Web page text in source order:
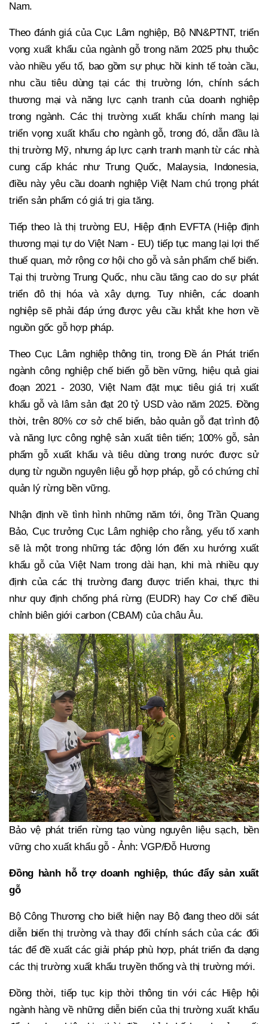
Nam.
Theo đánh giá của Cục Lâm nghiệp, Bộ NN&PTNT, triển
vọng xuất khẩu của ngành gỗ trong năm 2025 phụ thuộc
vào nhiều yếu tố, bao gồm sự phục hồi kinh tế toàn cầu,
nhu cầu tiêu dùng tại các thị trường lớn, chính sách
thương mại và năng lực cạnh tranh của doanh nghiệp
trong ngành. Các thị trường xuất khẩu chính mang lại
triển vọng xuất khẩu cho ngành gỗ, trong đó, dẫn đầu là
thị trường Mỹ, nhưng áp lực cạnh tranh mạnh từ các nhà
cung cấp khác như Trung Quốc, Malaysia, Indonesia,
điều này yêu cầu doanh nghiệp Việt Nam chú trọng phát
triển sản phẩm có giá trị gia tăng.
Tiếp theo là thị trường EU, Hiệp định EVFTA (Hiệp định
thương mại tự do Việt Nam - EU) tiếp tục mang lại lợi thế
thuế quan, mở rộng cơ hội cho gỗ và sản phẩm chế biến.
Tại thị trường Trung Quốc, nhu cầu tăng cao do sự phát
triển đô thị hóa và xây dựng. Tuy nhiên, các doanh
nghiệp sẽ phải đáp ứng được yêu cầu khắt khe hơn về
nguồn gốc gỗ hợp pháp.
Theo Cục Lâm nghiệp thông tin, trong Đề án Phát triển
ngành công nghiệp chế biến gỗ bền vững, hiệu quả giai
đoạn 2021 - 2030, Việt Nam đặt mục tiêu giá trị xuất
khẩu gỗ và lâm sản đạt 20 tỷ USD vào năm 2025. Đồng
thời, trên 80% cơ sở chế biến, bảo quản gỗ đạt trình độ
và năng lực công nghệ sản xuất tiên tiến; 100% gỗ, sản
phẩm gỗ xuất khẩu và tiêu dùng trong nước được sử
dụng từ nguồn nguyên liệu gỗ hợp pháp, gỗ có chứng chỉ
quản lý rừng bền vững.
Nhận định về tình hình những năm tới, ông Trần Quang
Bảo, Cục trưởng Cục Lâm nghiệp cho rằng, yếu tố xanh
sẽ là một trong những tác động lớn đến xu hướng xuất
khẩu gỗ của Việt Nam trong dài hạn, khi mà nhiều quy
định của các thị trường đang được triển khai, thực thi
như quy định chống phá rừng (EUDR) hay Cơ chế điều
chỉnh biên giới carbon (CBAM) của châu Âu.
Bảo vệ phát triển rừng tạo vùng nguyên liệu sạch, bền
vững cho xuất khẩu gỗ - Ảnh: VGP/Đỗ Hương
Đồng hành hỗ trợ doanh nghiệp, thúc đẩy sản xuất
gỗ
Bộ Công Thương cho biết hiện nay Bộ đang theo dõi sát
diễn biến thị trường và thay đổi chính sách của các đối
tác để đề xuất các giải pháp phù hợp, phát triển đa dạng
các thị trường xuất khẩu truyền thống và thị trường mới.
Đồng thời, tiếp tục kịp thời thông tin với các Hiệp hội
ngành hàng về những diễn biến của thị trường xuất khẩu